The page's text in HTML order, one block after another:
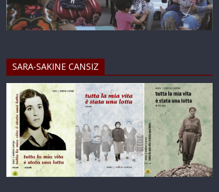
SARA-SAKINE CANSIZ